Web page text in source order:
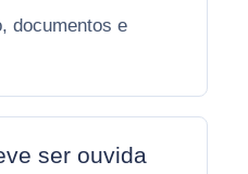
documentos e
ser ouvida